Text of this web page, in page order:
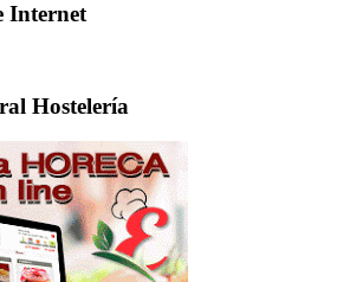
Internet
Hostelería